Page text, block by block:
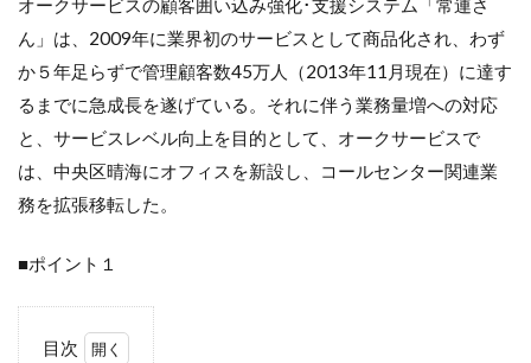
オークサービスの顧客囲い込み強化･支援システム「常連さ
ん」は、2009年に業界初のサービスとして商品化され、わず
か５年足らずで管理顧客数45万人（2013年11月現在）に達す
るまでに急成長を遂げている。それに伴う業務量増への対応
と、サービスレベル向上を目的として、オークサービスで
は、中央区晴海にオフィスを新設し、コールセンター関連業
務を拡張移転した。
■ポイント１
目次